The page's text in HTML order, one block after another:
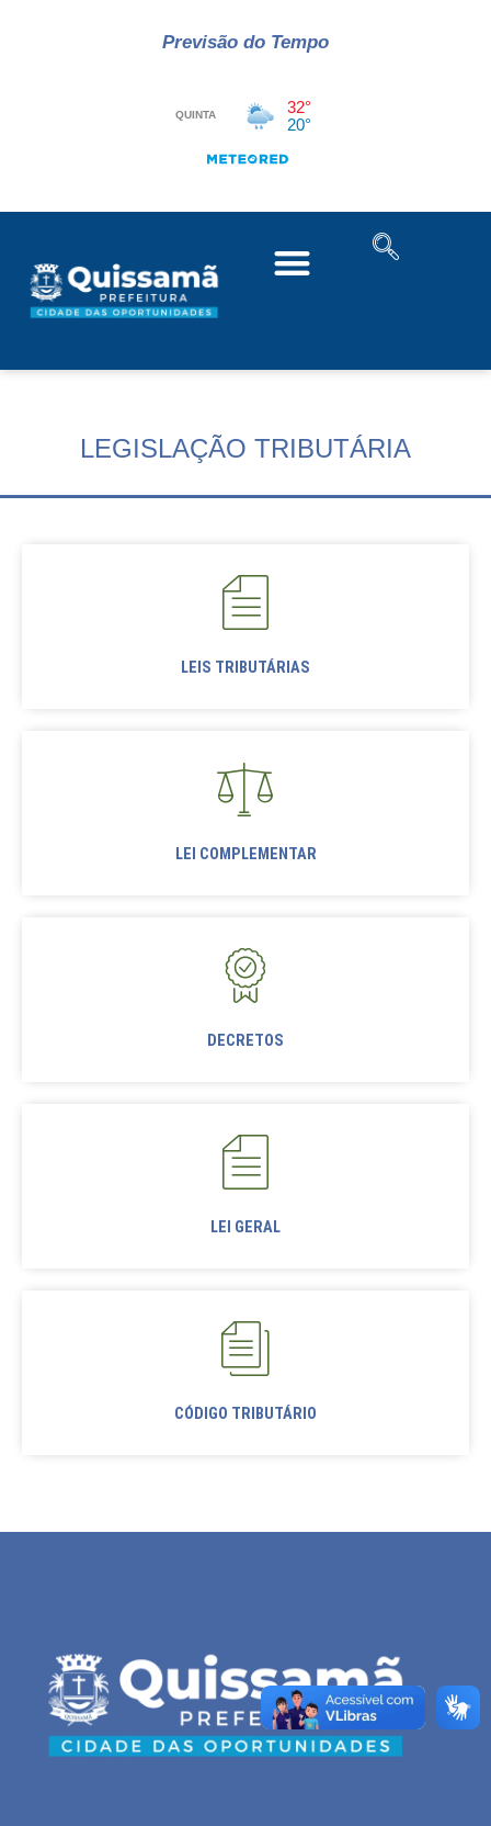
Previsão do Tempo
LEGISLAÇÃO TRIBUTÁRIA
LEIS TRIBUTÁRIAS
LEI COMPLEMENTAR
DECRETOS
LEI GERAL
CÓDIGO TRIBUTÁRIO